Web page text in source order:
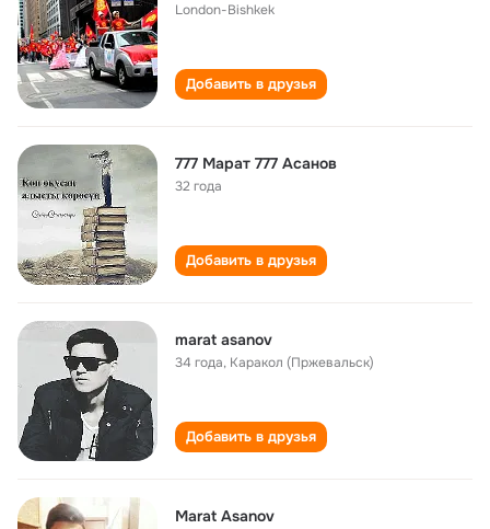
London-Bishkek
Добавить в друзья
777 Марат 777 Асанов
32 года
Добавить в друзья
marat asanov
34 года, Каракол (Пржевальск)
Добавить в друзья
Marat Asanov